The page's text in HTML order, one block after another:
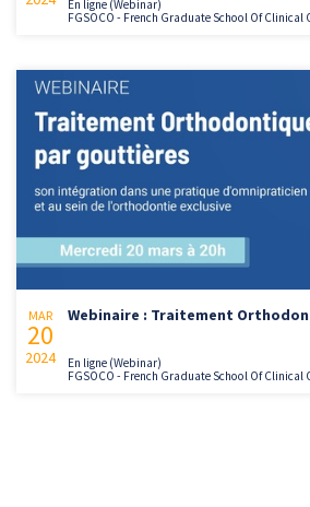
En ligne (Webinar)
FGSOCO - French Graduate School Of Clinical
MAR
20
2024
Webinaire : Traitement
En ligne (Webinar)
FGSOCO - French Graduate School Of Clinical